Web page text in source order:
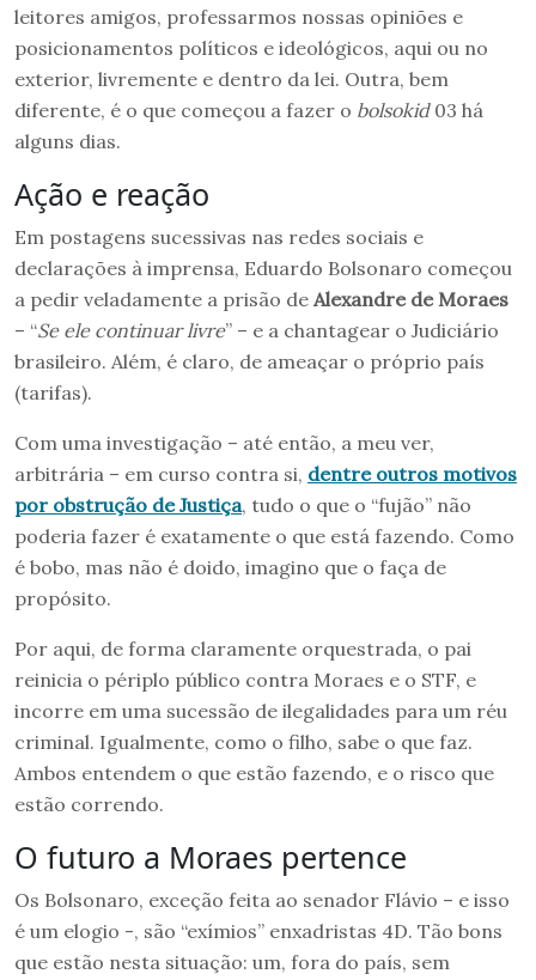
leitores amigos, professarmos nossas opiniões e
posicionamentos políticos e ideológicos, aqui ou no
exterior, livremente e dentro da lei. Outra, bem
diferente, é o que começou a fazer o bolsokid03 há
alguns dias.
Ação e reação
Em postagens sucessivas nas redes sociais e
declarações à imprensa, Eduardo Bolsonaro começou
a pedir veladamente a prisão de Alexandre de Moraes
– “Se ele continuar livre” – e a chantagear o Judiciário
brasileiro. Além, é claro, de ameaçar o próprio país
(tarifas).
Com uma investigação – até então, a meu ver,
arbitrária – em curso contra si, dentre outros motivos
por obstrução de Justiça, tudo o que o “fujão” não
poderia fazer é exatamente o que está fazendo. Como
é bobo, mas não é doido, imagino que o faça de
propósito.
Por aqui, de forma claramente orquestrada, o pai
reinicia o périplo público contra Moraes e o STF, e
incorre em uma sucessão de ilegalidades para um réu
criminal. Igualmente, como o filho, sabe o que faz.
Ambos entendem o que estão fazendo, e o risco que
estão correndo.
O futuro a Moraes pertence
Os Bolsonaro, exceção feita ao senador Flávio – e isso
é um elogio -, são “exímios” enxadristas 4D. Tão bons
que estão nesta situação: um, fora do país, sem